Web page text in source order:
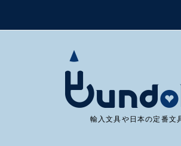
輸入文具や日本の定番文